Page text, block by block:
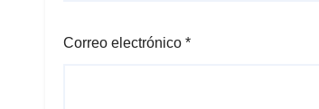
Correo electrónico *